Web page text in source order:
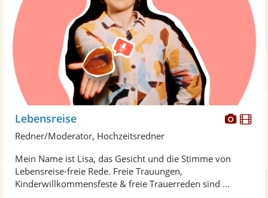
Lebensreise
Redner/Moderator, Hochzeitsredner
Mein Name ist Lisa, das Gesicht und die Stimme von
Lebensreise-freie Rede. Freie Trauungen,
Kinderwillkommensfeste & freie Trauerreden sind ...